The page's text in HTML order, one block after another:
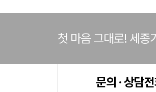
첫 마음 그대로! 세종
문의 · 상담